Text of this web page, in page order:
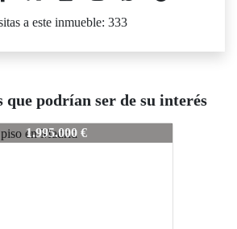
a este inmueble: 333
que podrían ser de su interés
1.995.000 €
125-LH006